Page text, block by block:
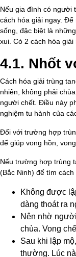
Nếu gia đình có người
cách hóa giải ngay.
sống, đặc biệt là
xui. Có 2 cách hóa giải
4.1. Nhốt
Cách hóa giải trùng
nhiên, không phải
người chết. Điều này
nghiệm tu hành của
Đối với trường hợp
để giúp vong hồn,
Nếu trường hợp trùng
(Bắc Ninh) để tìm
Không được
dàng thoát ra
Nên nhờ
chùa. Vong
Sau khi lập
thường. Lúc